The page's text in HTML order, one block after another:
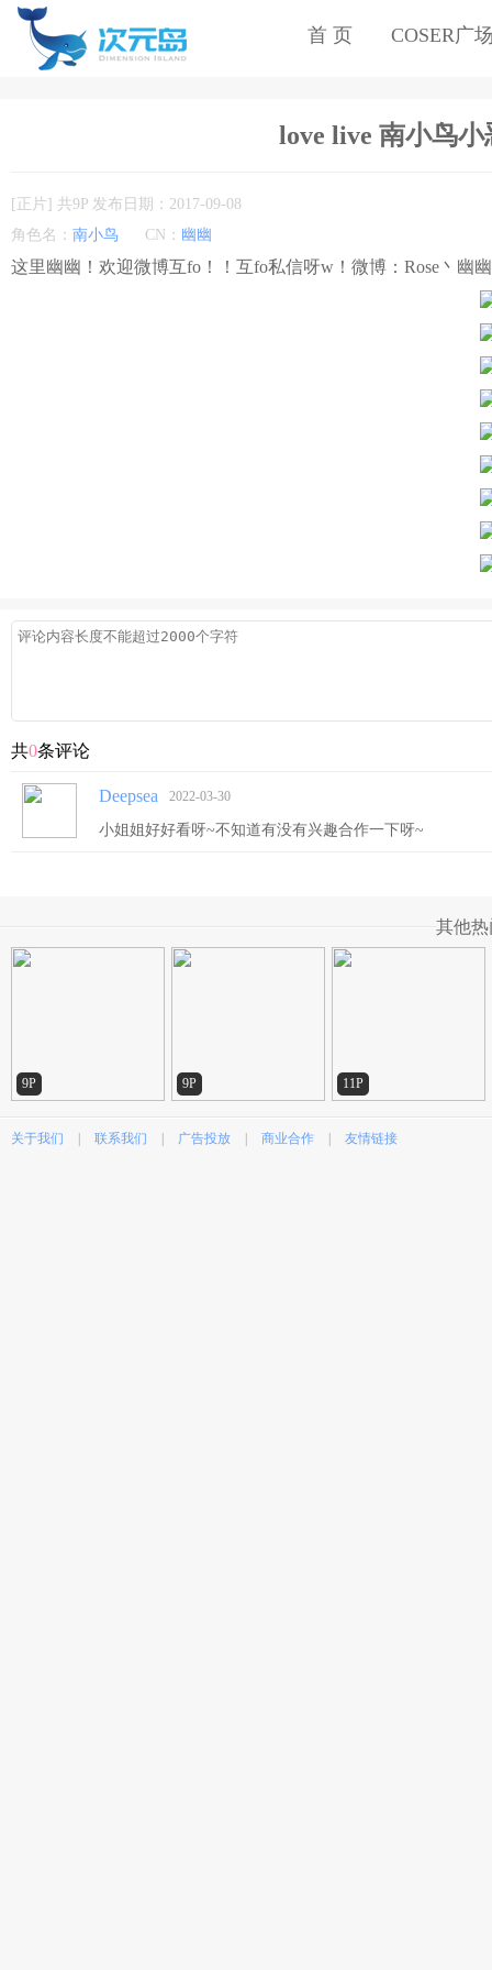
首 页 COSER广
love live 南小鸟
[正片] 共9P 发布日期：2017-09-08
角色名： 南小鸟 CN： 幽幽
这里幽幽！欢迎微博互fo！！互fo私信呀w！微博：Rose丶幽幽
共0条评论
Deepsea 2022-03-30
小姐姐好好看呀~不知道有没有兴趣合作一下呀~
其他
9P 9P 11P
关于我们 联系我们 广告投放 商业合作 友情链接